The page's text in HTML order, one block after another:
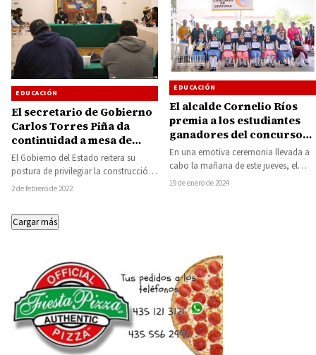
EDUCACIÓN
El secretario de Gobierno
Carlos Torres Piña da
continuidad a mesa de
diálogo con sector
indígena de la CNTE
El Gobierno del Estado reitera su
postura de privilegiar la construcción
de acuerdos como medida de
2 de febrero de 2022
EDUCACIÓN
El alcalde Cornelio Ríos
premia a los estudiantes
ganadores del concurso
de oratoria de la Escuela
Secundaria Ricardo
Flores Magón de Benito
En una emotiva ceremonia llevada a
cabo la mañana de este jueves, el
presidente municipal de Juárez,
19 de enero de 2024
Cargar más